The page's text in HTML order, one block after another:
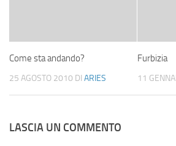
Come sta andando?
25 AGOSTO 2010 DI ARIES
Furbizia
11
LASCIA UN COMMENTO